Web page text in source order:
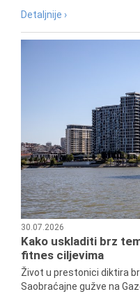
Detaljnije ›
30.07.2026
Kako uskladiti brz
fitnes ciljevima
Život u prestonici diktira
Saobraćajne gužve na